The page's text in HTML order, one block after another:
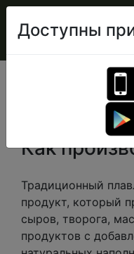
Сыр
Как
Традиционный
продукт, который
сыров, творога,
продуктов с
Доступны